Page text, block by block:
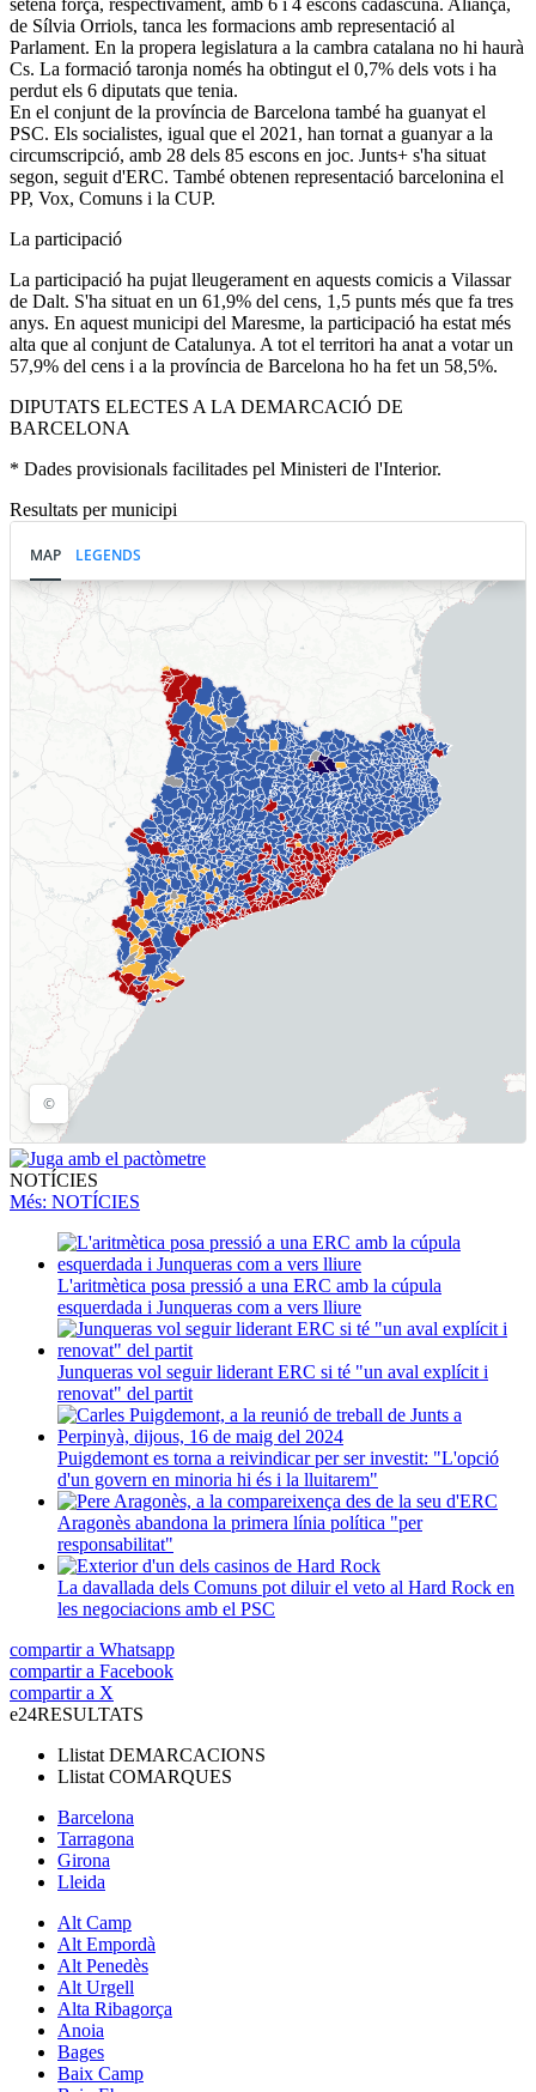
de Sílvia Orriols, tanca les formacions amb representació al
Parlament. En la propera legislatura a la cambra catalana no hi haurà
Cs. La formació taronja només ha obtingut el 0,7% dels vots i ha
perdut els 6 diputats que tenia.
En el conjunt de la província de Barcelona també ha guanyat el
PSC. Els socialistes, igual que el 2021, han tornat a guanyar a la
circumscripció, amb 28 dels 85 escons en joc. Junts+ s'ha situat
segon, seguit d'ERC. També obtenen representació barcelonina el
PP, Vox, Comuns i la CUP.
La participació
La participació ha pujat lleugerament en aquests comicis a Vilassar
de Dalt. S'ha situat en un 61,9% del cens, 1,5 punts més que fa tres
anys. En aquest municipi del Maresme, la participació ha estat més
alta que al conjunt de Catalunya. A tot el territori ha anat a votar un
57,9% del cens i a la província de Barcelona ho ha fet un 58,5%.
DIPUTATS ELECTES A LA DEMARCACIÓ DE
BARCELONA
* Dades provisionals facilitades pel Ministeri de l'Interior.
Resultats per municipi
NOTÍCIES
Més: NOTÍCIES
L'aritmètica posa pressió a una ERC amb la cúpula
esquerdada i Junqueras com a vers lliure
Junqueras vol seguir liderant ERC si té "un aval explícit i
renovat" del partit
Puigdemont es torna a reivindicar per ser investit: "L'opció
d'un govern en minoria hi és i la lluitarem"
Aragonès abandona la primera línia política "per
responsabilitat"
La davallada dels Comuns pot diluir el veto al Hard Rock en
les negociacions amb el PSC
compartir a Whatsapp
compartir a Facebook
compartir a X
e24RESULTATS
Llistat DEMARCACIONS
Llistat COMARQUES
Barcelona
Tarragona
Girona
Lleida
Alt Camp
Alt Empordà
Alt Penedès
Alt Urgell
Alta Ribagorça
Anoia
Bages
Baix Camp